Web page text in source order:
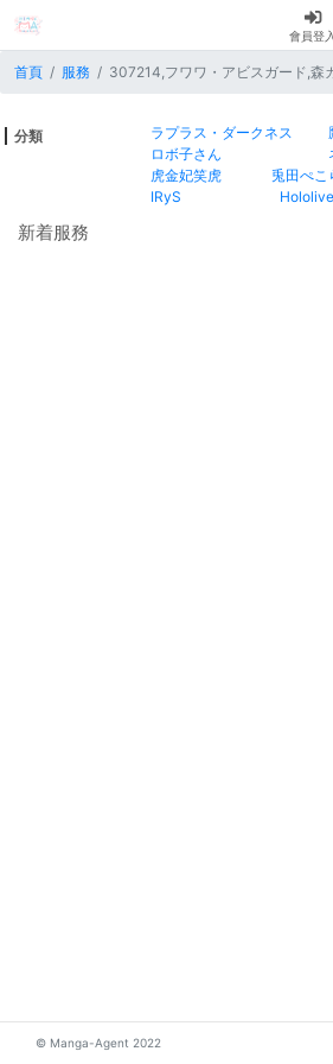
會員登入
首頁 服務 307214,フワワ・アビスガード,森
分類 ラプラス・ダークネス
ロボ子さん
虎金妃笑虎
兎田ぺこ
IRyS
新着服務
© Manga-Agent 2022